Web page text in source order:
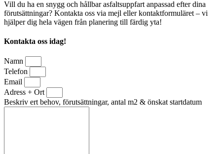
Vill du ha en snygg och hållbar asfaltsuppfart anpassad efter dina
förutsättningar? Kontakta oss via mejl eller kontaktformuläret – vi
hjälper dig hela vägen från planering till färdig yta!
Kontakta oss idag!
Namn
Telefon
Email
Adress + Ort
Beskriv ert behov, förutsättningar, antal m2 & önskat startdatum